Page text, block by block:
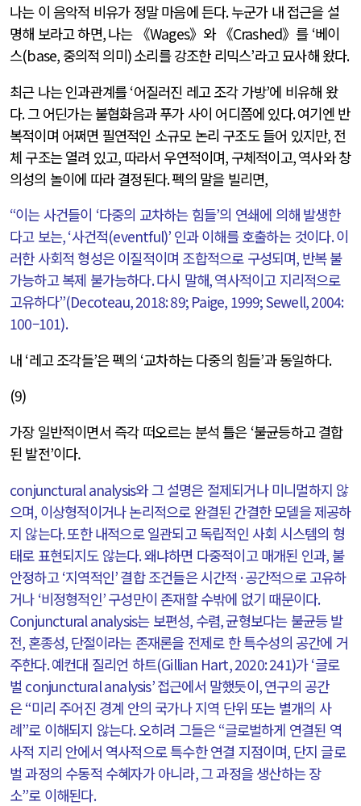
나는 이 음악적 비유가 정말 마음에 든다.누군가 내 접근을 설
명해 보라고 하면,나는 《Wages》와 《Crashed》를 ‘베이
스(base, 중의적 의미)소리를 강조한 리믹스’라고 묘사해 왔다.
최근 나는 인과관계를‘어질러진 레고 조각 가방’에 비유해 왔
다.그 어딘가는 불협화음과 푸가 사이 어디쯤에 있다.여기엔 반
복적이며 어쩌면 필연적인 소규모 논리 구조도 들어 있지만, 전
체 구조는 열려 있고, 따라서 우연적이며, 구체적이고,역사와 창
의성의 놀이에 따라 결정된다.펙의 말을 빌리면,
“이는 사건들이 ‘다중의 교차하는 힘들’의 연쇄에 의해 발생한
다고 보는, ‘사건적(eventful)’ 인과 이해를 호출하는 것이다.이
러한 사회적 형성은 이질적이며 조합적으로 구성되며, 반복 불
가능하고 복제 불가능하다.다시 말해,역사적이고 지리적으로
고유하다”(Decoteau, 2018: 89; Paige, 1999; Sewell, 2004:
100–101).
내 ‘레고 조각들’은 펙의 ‘교차하는 다중의 힘들’과 동일하다.
(9)
가장 일반적이면서 즉각 떠오르는 분석 틀은 ‘불균등하고 결합
된 발전’이다.
conjunctural analysis와 그 설명은 절제되거나 미니멀하지 않
으며, 이상형적이거나 논리적으로 완결된 간결한 모델을 제공하
지 않는다.또한 내적으로 일관되고 독립적인 사회 시스템의 형
태로 표현되지도 않는다.왜냐하면 다중적이고 매개된 인과, 불
안정하고‘지역적인’결합 조건들은 시간적 ·공간적으로 고유하
거나 ‘비정형적인’구성만이 존재할 수밖에 없기 때문이다.
Conjunctural analysis는 보편성, 수렴,균형보다는 불균등 발
전, 혼종성, 단절이라는 존재론을 전제로 한 특수성의 공간에 거
주한다.예컨대 질리언 하트(Gillian Hart, 2020: 241)가‘글로
벌 conjunctural analysis’접근에서 말했듯이,연구의 공간
은“미리 주어진 경계 안의 국가나 지역 단위 또는 별개의 사
례”로 이해되지 않는다.오히려 그들은“글로벌하게 연결된 역
사적 지리 안에서 역사적으로 특수한 연결 지점이며, 단지 글로
벌 과정의 수동적 수혜자가 아니라,그 과정을 생산하는 장
소”로 이해된다.